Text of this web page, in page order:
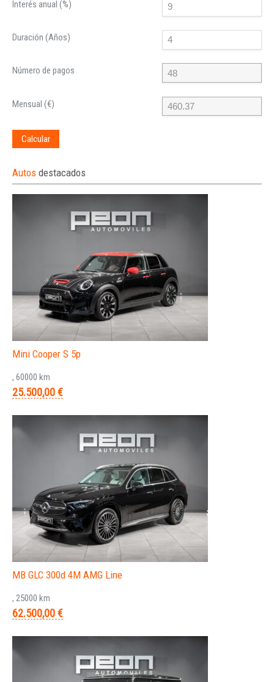
Interés anual (%)
Duración (Años)
Número de pagos
Mensual (€)
Calcular
Autos destacados
Mini Cooper S 5p
, 60000 km
25.500,00 €
MB GLC 300d 4M AMG Line
, 25000 km
62.500,00 €